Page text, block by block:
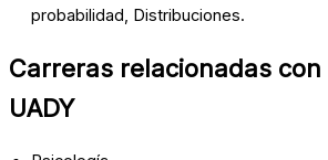
probabilidad, Distribuciones.
Carreras relacionadas
UADY